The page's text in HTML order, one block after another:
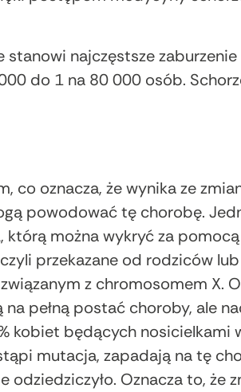
najczęstsze
do 1 na 80 000 osób.
co oznacza, że wynika ze
powodować tę chorobę.
można wykryć za
przekazane od rodziców
z chromosomem X.
pełną postać choroby, ale
kobiet będących
mutacja, zapadają na tę
Oznacza to, że